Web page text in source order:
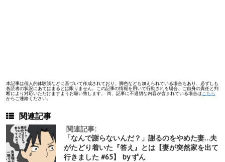
本記事は個人的体験談などに基づいて作成されており、脚色なども加えられている場合もあり、必ずしも
各読者の状況にあてはまるとは限りません。この記事の情報を用いて行動される場合、ご自身の責任と判
断により対応いただけますようお願い致します。 尚、記事に不適切な内容が含まれている場合は こちら
からご連絡ください。
関連記事
関連記事:
「なんで謝らないんだ？」謝るのをやめた妻…夫
がたどり着いた『答え』とは【妻が突然家を出て
行きました #65】 by ずん